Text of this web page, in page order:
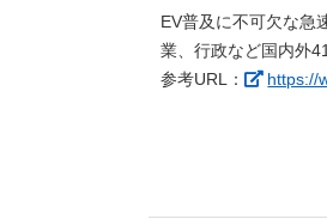
EV普及に不可欠な急
業、行政など国内外
参考URL：
https://